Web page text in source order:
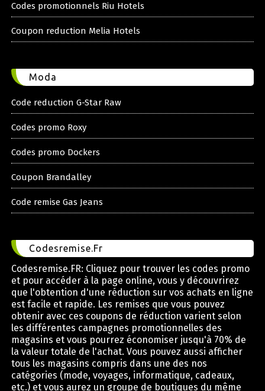
Codes promotionnels Riu Hotels
Coupon reduction Melia Hotels
Moda
Code reduction G-Star Raw
Codes promo Roxy
Codes promo Dockers
Coupon Brandalley
Code remise Gas Jeans
Codesremise.Fr
Codesremise.FR: Cliquez pour trouver les codes promo
et pour accéder à la page online, vous y découvrirez
que l'obtention d'une réduction sur vos achats en ligne
est facile et rapide. Les remises que vous pouvez
obtenir avec ces coupons de réduction varient selon
les différentes campagnes promotionnelles des
magasins et vous pourrez économiser jusqu'à 70% de
la valeur totale de l'achat. Vous pouvez aussi afficher
tous les magasins compris dans une des nos
catégories (mode, voyages, informatique, cadeaux,
etc.) et vous aurez un groupe de boutiques du même